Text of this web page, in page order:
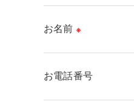
＜個人情報の委託
当社では、利用
＜個人情報の安
お名前 ※
お電話番号